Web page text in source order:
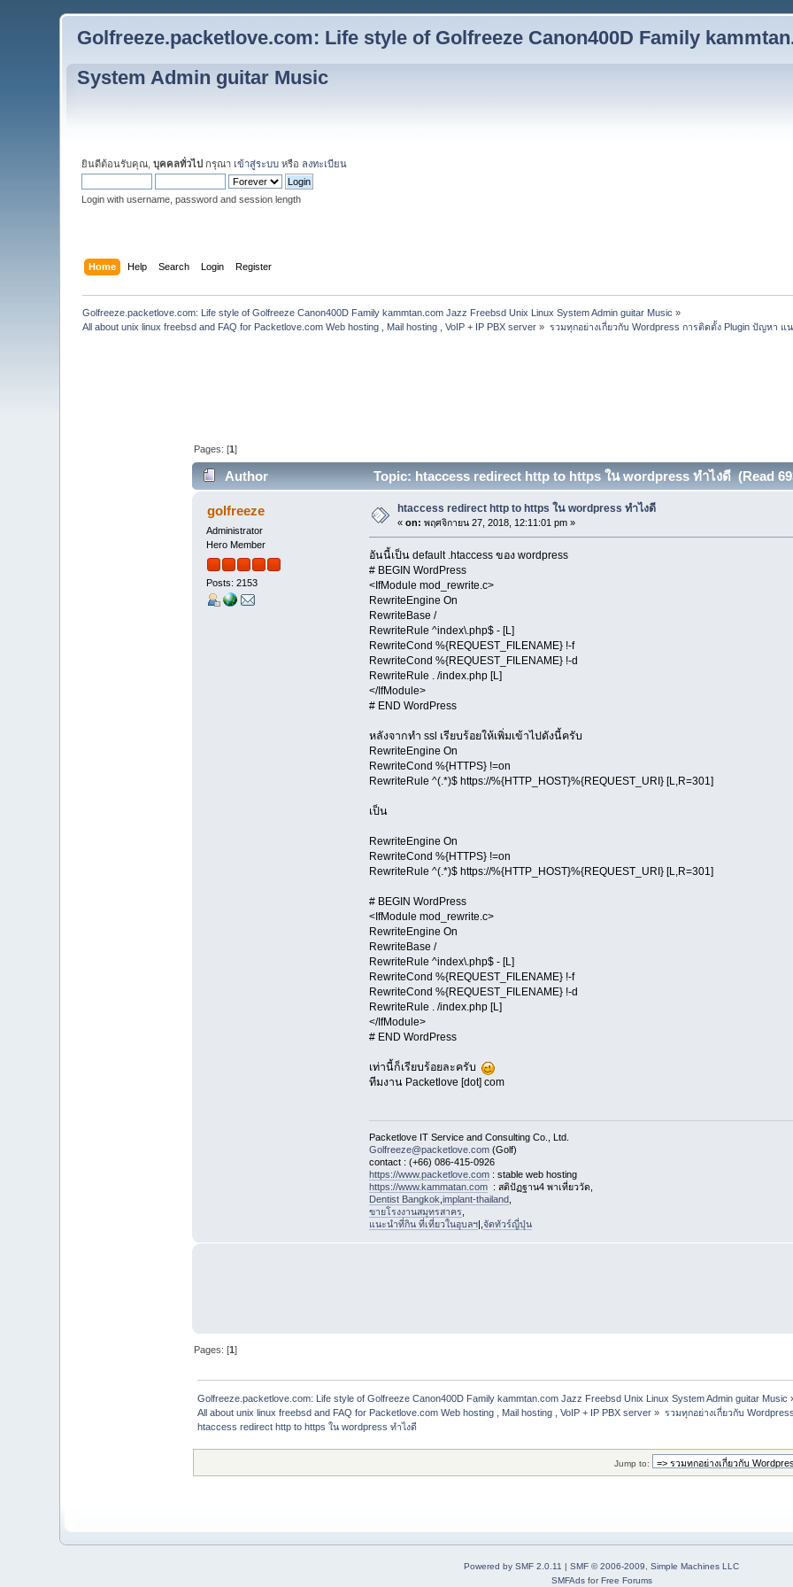
Golfreeze.packetlove.com: Life style of Golfreeze Canon400D Family
System Admin guitar Music
ยินดีต้อนรับคุณ,บุคคลทั่วไป กรุณา เข้าสู่ระบบ หรือ ลงทะเบียน
Login with username, password and session length
Home Help Search Login Register
Golfreeze.packetlove.com: Life style of Golfreeze Canon400D Family kammtan.com Jazz Freebsd Unix Linux System Admin guitar Music »
All about unix linux freebsd and FAQ for Packetlove.com Web hosting , Mail hosting , VoIP + IP PBX server » รวมทุกอย่างเกี่ยวกับ Wordpress การติดตั้ง Plugin ปัญหา แ
Pages: [1]
Author Topic: htaccess redirect http to https ใน wordpress ทำไงดี (Read
golfreeze
Administrator
Hero Member
Posts: 2153
htaccess redirect http to https ใน wordpress ทำไงดี
«on: พฤศจิกายน 27, 2018, 12:11:01 pm »
อันนี้เป็น default .htaccess ของ wordpress
# BEGIN WordPress
<IfModule mod_rewrite.c>
RewriteEngine On
RewriteBase /
RewriteRule ^index\.php$ - [L]
RewriteCond %{REQUEST_FILENAME} !-f
RewriteCond %{REQUEST_FILENAME} !-d
RewriteRule . /index.php [L]
</IfModule>
# END WordPress
หลังจากทำ ssl เรียบร้อยให้เพิ่มเข้าไปดังนี้ครับ
RewriteEngine On
RewriteCond %{HTTPS} !=on
RewriteRule ^(.*)$ https://%{HTTP_HOST}%{REQUEST_URI} [L,R=301]
เป็น
RewriteEngine On
RewriteCond %{HTTPS} !=on
RewriteRule ^(.*)$ https://%{HTTP_HOST}%{REQUEST_URI} [L,R=301]
# BEGIN WordPress
<IfModule mod_rewrite.c>
RewriteEngine On
RewriteBase /
RewriteRule ^index\.php$ - [L]
RewriteCond %{REQUEST_FILENAME} !-f
RewriteCond %{REQUEST_FILENAME} !-d
RewriteRule . /index.php [L]
</IfModule>
# END WordPress
เท่านี้ก็เรียบร้อยละครับ
ทีมงาน Packetlove [dot] com
Packetlove IT Service and Consulting Co., Ltd.
Golfreeze@packetlove.com(Golf)
contact : (+66) 086-415-0926
https://www.packetlove.com: stable web hosting
https://www.kammatan.com: สติปัฏฐาน4 พาเที่ยววัด,
Dentist Bangkok implant-thailand,
ขายโรงงานสมุทรสาคร,
แนะนำที่กิน ที่เที่ยวในอุบลฯ|, จัดทัวร์ญี่ปุ่น
Pages: [1]
Golfreeze.packetlove.com: Life style of Golfreeze Canon400D Family kammtan.com Jazz Freebsd Unix Linux System Admin guitar Music
All about unix linux freebsd and FAQ for Packetlove.com Web hosting , Mail hosting , VoIP + IP PBX server » รวมทุกอย่างเกี่ยวกับ
htaccess redirect http to https ใน wordpress ทำไงดี
Jump to:
Powered by SMF 2.0.11 | SMF © 2006-2009, Simple Machines LLC
SMFAdsforFree Forums